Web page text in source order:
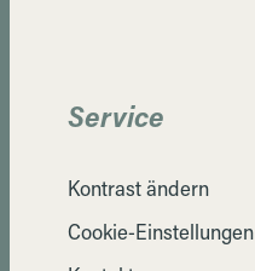
Service
Kontrast ändern
Cookie-Einstellungen